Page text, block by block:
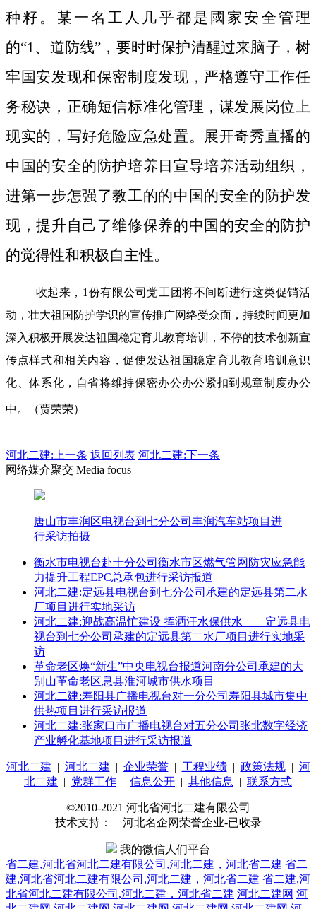
种籽。 某一名工人几乎都是國家安全管理
的“1、道防线”，要时时保护清醒过来脑子，树
牢国安发现和保密制度发现，严格遵守工作任
务秘诀，正确短信标准化管理，谋发展岗位上
现实的，写好危险应急处置。展开奇秀直播的
中国的安全的防护培养日宣导培养活动组织，
进第一步怎强了教工的的中国的安全的防护发
现，提升自己了维修保养的中国的安全的防护
的觉得性和积极自主性。
收起来，1份有限公司党工团将不间断进行这类促销活
动，壮大祖国防护学识的宣传推广网络受众面，持续时间更加
深入积极开展发达祖国稳定育儿教育培训，不停的技术创新宣
传点样式和相关内容，促使发达祖国稳定育儿教育培训意识
化、体系化，自省将维持保密办公办公紧扣到规章制度办公
中。（贾荣荣）
河北二建: 上一条 返回列表 河北二建:下一条
网络媒介聚交 Media focus
唐山市丰润区电视台到七分公司丰润汽车站项目进
行采访拍摄
衡水市电视台赴十分公司衡水市区燃气管网防灾应急能
力提升工程EPC总承包进行采访报道
河北二建:定远县电视台到七分公司承建的定远县第二水
厂项目进行实地采访
河北二建:迎战高温忙建设 挥洒汗水保供水——定远县电
视台到七分公司承建的定远县第二水厂项目进行实地采
访
革命老区焕“新生”中央电视台报道河南分公司承建的大
别山革命老区息县淮河城市供水项目
河北二建:寿阳县广播电视台对一分公司寿阳县城市集中
供热项目进行采访报道
河北二建:张家口市广播电视台对五分公司张北数字经济
产业孵化基地项目进行采访报道
河北二建 | 河北二建 | 企业荣誉| 工程业绩| 政策法规| 河
北二建 | 党群工作 | 信息公开 | 其他信息 | 联系方式
©2010-2021 河北省河北二建有限公司
技术支持： 河北名企网荣誉企业-已收录
我的微信人们平台
省二建,河北省河北二建有限公司,河北二建，河北省二建 省二
建,河北省河北二建有限公司,河北二建，河北省二建 省二建,河
北省河北二建有限公司,河北二建，河北省二建 河北二建网 河